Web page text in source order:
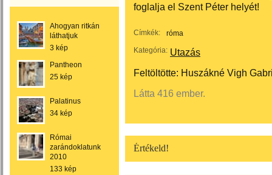
Ahogyan ritkán
láthatjuk
3 kép
Pantheon
25 kép
Palatinus
34 kép
Római
zarándoklatunk
2010
133 kép
foglalja el Szent Péter helyét!
Címkék:
róma
Kategória: Utazás
Feltöltötte: Huszákné Vigh
Látta 416 ember.
Értékeld!